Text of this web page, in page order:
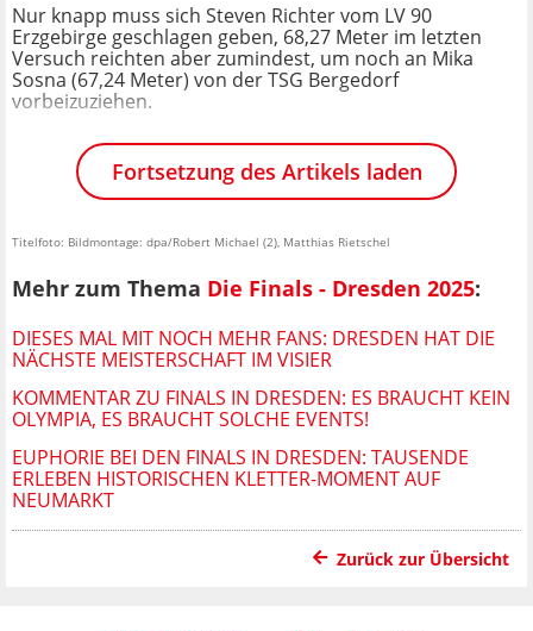
Nur knapp muss sich Steven Richter vom LV 90
Erzgebirge geschlagen geben, 68,27 Meter im letzten
Versuch reichten aber zumindest, um noch an Mika
Sosna (67,24 Meter) von der TSG Bergedorf
vorbeizuziehen.
Fortsetzung des Artikels laden
Titelfoto: Bildmontage: dpa/Robert Michael (2), Matthias Rietschel
Mehr zum Thema Die Finals - Dresden 2025:
DIESES MAL MIT NOCH MEHR FANS: DRESDEN HAT DIE
NÄCHSTE MEISTERSCHAFT IM VISIER
KOMMENTAR ZU FINALS IN DRESDEN: ES BRAUCHT KEIN
OLYMPIA, ES BRAUCHT SOLCHE EVENTS!
EUPHORIE BEI DEN FINALS IN DRESDEN: TAUSENDE
ERLEBEN HISTORISCHEN KLETTER-MOMENT AUF
NEUMARKT
Zurück zur Übersicht